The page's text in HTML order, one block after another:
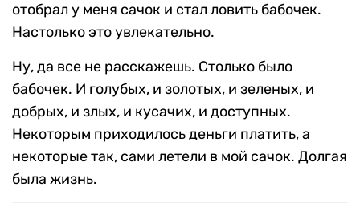
отобрал у меня сачок и стал ловить бабочек.
Настолько это увлекательно.
Ну, да все не расскажешь. Столько было
бабочек. И голубых, и золотых, и зеленых, и
добрых, и злых, и кусачих, и доступных.
Некоторым приходилось деньги платить, а
некоторые так, сами летели в мой сачок. Долгая
была жизнь.